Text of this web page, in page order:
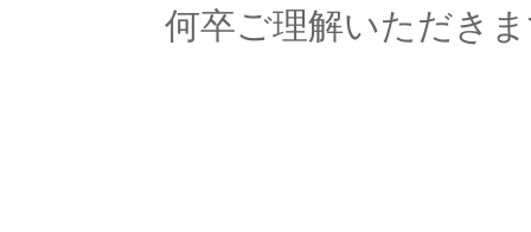
何卒ご理解いただき